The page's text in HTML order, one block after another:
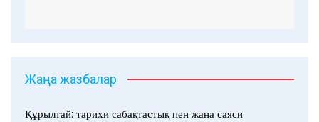
Жаңа жазбалар
Құрылтай: тарихи сабақтастық пен жаңа саяси